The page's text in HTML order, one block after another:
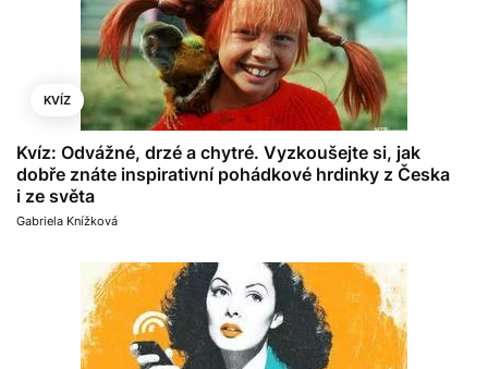
KVÍZ
Kvíz: Odvážné, drzé a chytré. Vyzkoušejte si, jak
dobře znáte inspirativní pohádkové hrdinky z Česka
i ze světa
Gabriela Knížková